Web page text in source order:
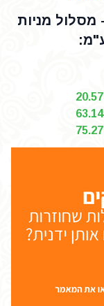
מניות